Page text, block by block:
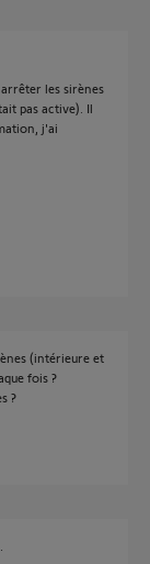
les sirènes
pas active). Il
j'ai
(intérieure et
fois ?
?